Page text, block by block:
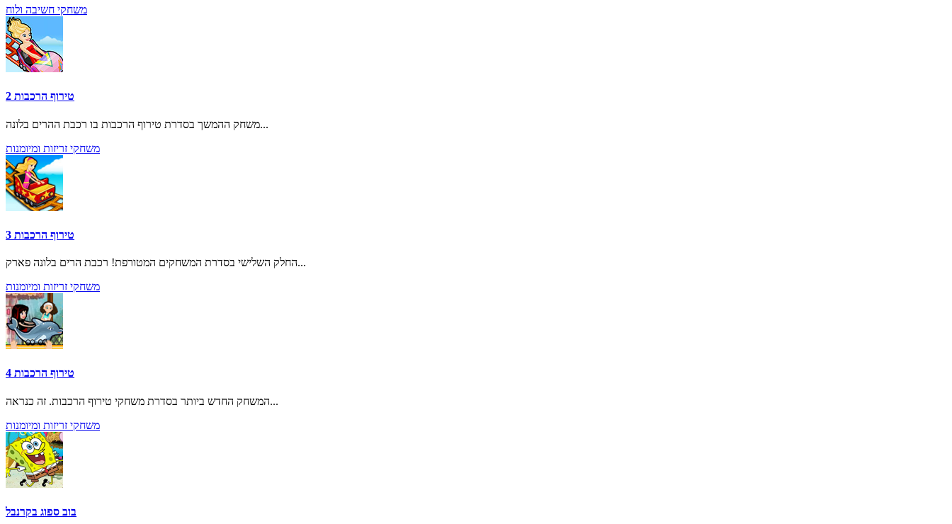
משחקי חשיבה ולוח
טירוף הרכבות 2
משחק ההמשך בסדרת טירוף הרכבות בו רכבת ההרים בלונה...
משחקי זריזות ומיומנות
טירוף הרכבות 3
החלק השלישי בסדרת המשחקים המטורפת! רכבת הרים בלונה פארק...
משחקי זריזות ומיומנות
טירוף הרכבות 4
המשחק החדש ביותר בסדרת משחקי טירוף הרכבות. זה כנראה...
משחקי זריזות ומיומנות
בוב ספוג בקרנבל